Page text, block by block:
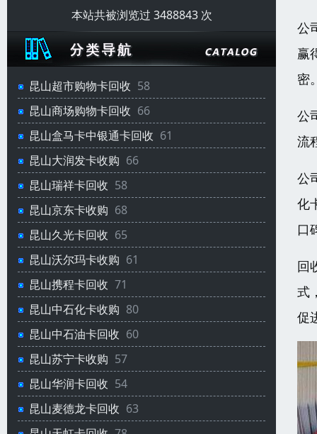
本站共被浏览过 3488843 次
昆山超市购物卡回收 58
昆山商场购物卡回收 66
昆山盒马卡中银通卡回收 61
昆山大润发卡收购 66
昆山瑞祥卡回收 58
昆山京东卡收购 68
昆山久光卡回收 65
昆山沃尔玛卡收购 61
昆山携程卡回收 71
昆山中石化卡收购 80
昆山中石油卡回收 60
昆山苏宁卡收购 57
昆山华润卡回收 54
昆山麦德龙卡回收 63
公
赢
密
公
流
公
化
口
回
式
促